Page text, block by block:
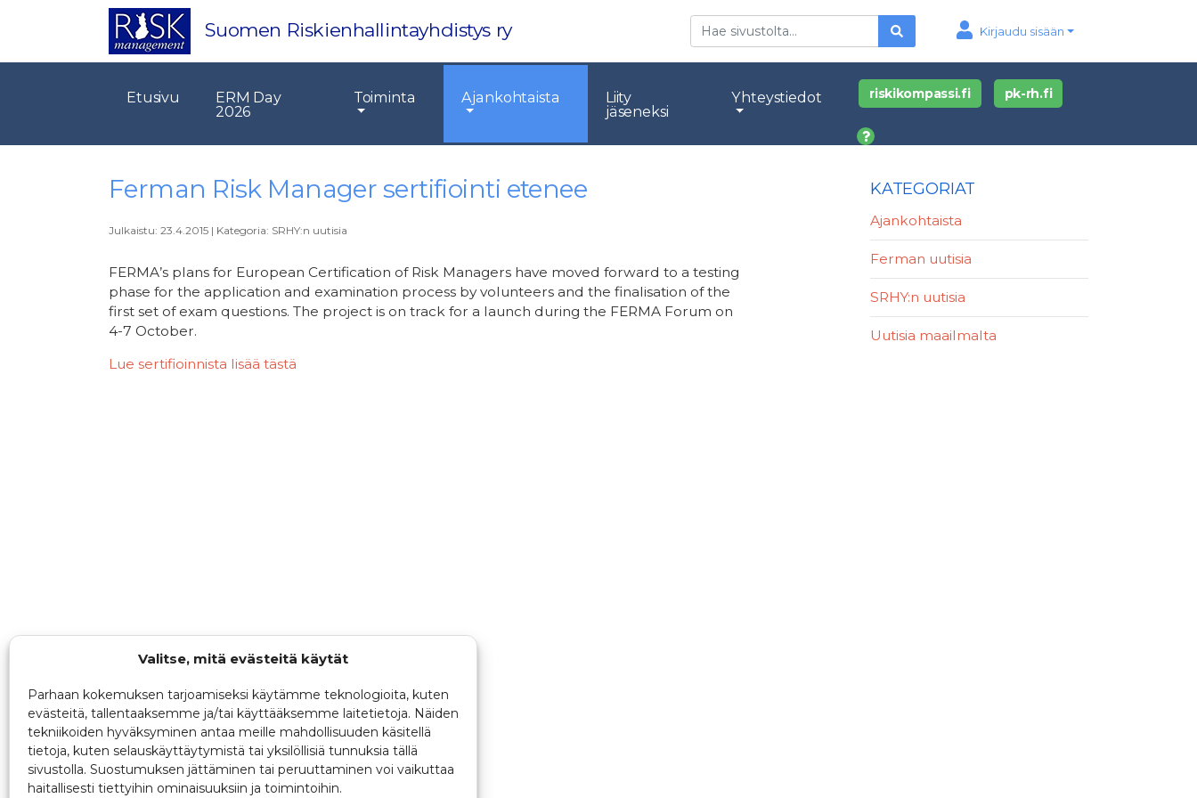
Valitse, mitä evästeitä käytät
Parhaan kokemuksen tarjoamiseksi käytämme teknologioita, kuten
evästeitä, tallentaaksemme ja/tai käyttääksemme laitetietoja. Näiden
tekniikoiden hyväksyminen antaa meille mahdollisuuden käsitellä
tietoja, kuten selauskäyttäytymistä tai yksilöllisiä tunnuksia tällä
sivustolla. Suostumuksen jättäminen tai peruuttaminen voi vaikuttaa
haitallisesti tiettyihin ominaisuuksiin ja toimintoihin.
Suomen Riskienhallintayhdistys ry Kirjaudu sisään
Etsi
Etusivu
ERM Day
2026
Toiminta Ajankohtaista
Liity
jäseneksi
Yhteystiedot riskikompassi.fi pk-rh.fi
Ferman Risk Manager sertifiointi etenee
Julkaistu: 23.4.2015 | Kategoria: SRHY:n uutisia
FERMA’s plans for European Certification of Risk Managers have moved forward to a testing
phase for the application and examination process by volunteers and the finalisation of the
first set of exam questions. The project is on track for a launch during the FERMA Forum on
4-7 October.
Lue sertifioinnista lisää tästä
KATEGORIAT
Ajankohtaista
Ferman uutisia
SRHY:n uutisia
Uutisia maailmalta